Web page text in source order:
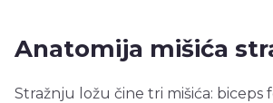
Anatomija mišića
Stražnju ložu čine tri mišića: biceps